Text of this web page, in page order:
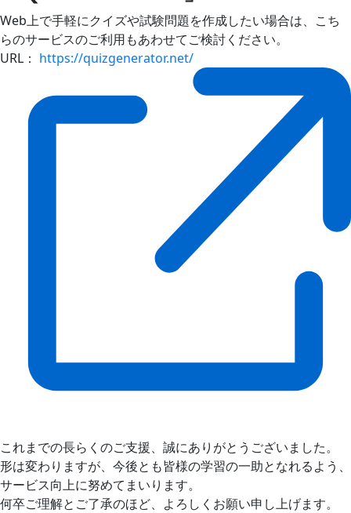
Web上で手軽にクイズや試験問題を作成したい場合は、こち
らのサービスのご利用もあわせてご検討ください。
URL： https://quizgenerator.net/
これまでの長らくのご支援、誠にありがとうございました。
形は変わりますが、今後とも皆様の学習の一助となれるよう、
サービス向上に努めてまいります。
何卒ご理解とご了承のほど、よろしくお願い申し上げます。